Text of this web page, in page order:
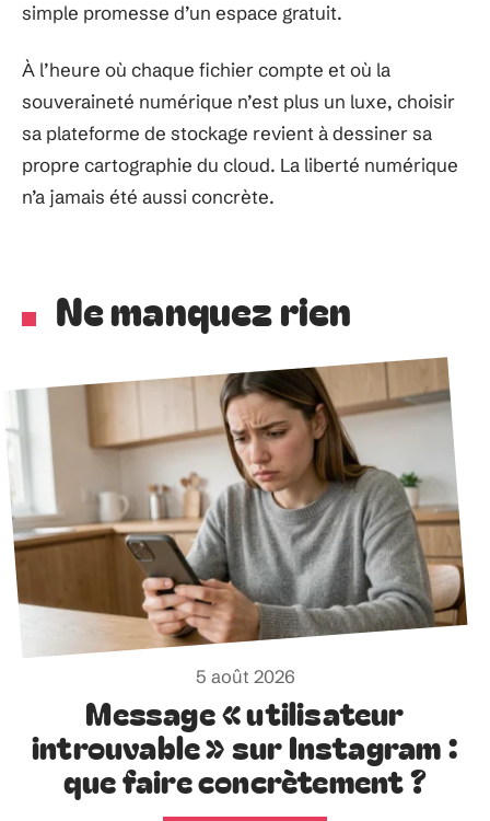
simple promesse d’un espace gratuit.
À l’heure où chaque fichier compte et où la
souveraineté numérique n’est plus un luxe, choisir
sa plateforme de stockage revient à dessiner sa
propre cartographie du cloud. La liberté numérique
n’a jamais été aussi concrète.
Ne manquez rien
5 août 2026
Message « utilisateur
introuvable » sur Instagram :
que faire concrètement ?